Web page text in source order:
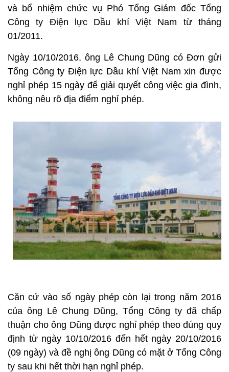
và bổ nhiệm chức vụ Phó Tổng Giám đốc Tổng
Công ty Điện lực Dầu khí Việt Nam từ tháng
01/2011.
Ngày 10/10/2016, ông Lê Chung Dũng có Đơn gửi
Tổng Công ty Điện lực Dầu khí Việt Nam xin được
nghỉ phép 15 ngày để giải quyết công việc gia đình,
không nêu rõ địa điểm nghỉ phép.
Căn cứ vào số ngày phép còn lại trong năm 2016
của ông Lê Chung Dũng, Tổng Công ty đã chấp
thuận cho ông Dũng được nghỉ phép theo đúng quy
định từ ngày 10/10/2016 đến hết ngày 20/10/2016
(09 ngày) và đề nghị ông Dũng có mặt ở Tổng Công
ty sau khi hết thời hạn nghỉ phép.